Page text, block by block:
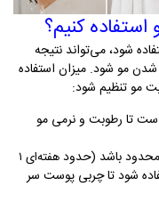
کنیم؟
شود، می‌تواند نتیجه
شدن مو شود. میزان استفاده
مو تنظیم شود:
تا رطوبت و نرمی مو
باشد (حدودهفته‌ای ۱
شود تا چربی پوست سر